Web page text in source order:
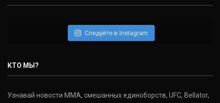
Дэниель Кормье
(22-2-0, 1)
Donald Cerrone
Следуйте в Instagram
КТО МЫ?
Узнавай новости ММА, смешанных единоборств, UFC, Bellator,